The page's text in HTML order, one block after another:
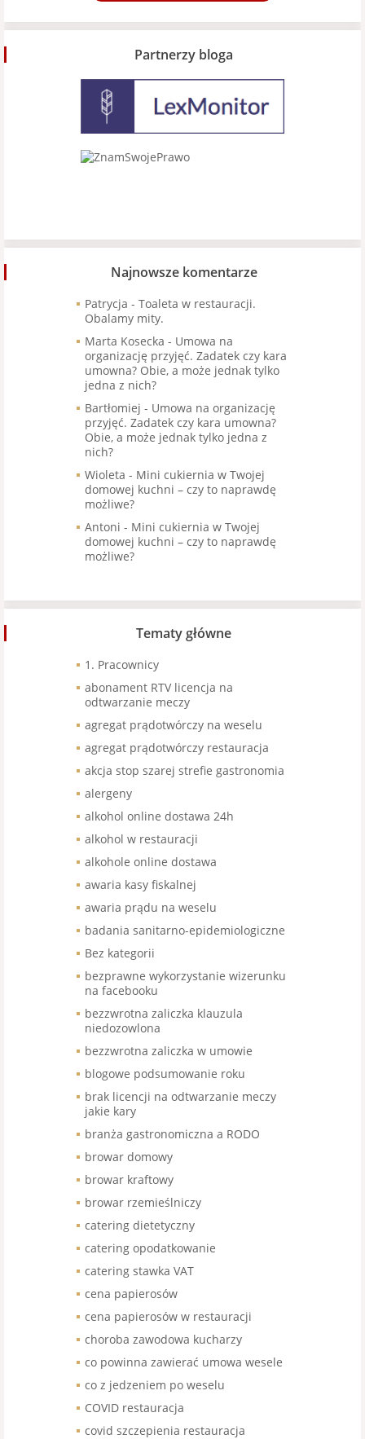
Partnerzy bloga
Najnowsze komentarze
Patrycja - Toaleta w restauracji.
Obalamy mity.
Marta Kosecka - Umowa na
organizację przyjęć. Zadatek czy kara
umowna? Obie, a może jednak tylko
jedna z nich?
Bartłomiej - Umowa na organizację
przyjęć. Zadatek czy kara umowna?
Obie, a może jednak tylko jedna z
nich?
Wioleta - Mini cukiernia w Twojej
domowej kuchni – czy to naprawdę
możliwe?
Antoni - Mini cukiernia w Twojej
domowej kuchni – czy to naprawdę
możliwe?
Tematy główne
1. Pracownicy
abonament RTV licencja na
odtwarzanie meczy
agregat prądotwórczy na weselu
agregat prądotwórczy restauracja
akcja stop szarej strefie gastronomia
alergeny
alkohol online dostawa 24h
alkohol w restauracji
alkohole online dostawa
awaria kasy fiskalnej
awaria prądu na weselu
badania sanitarno-epidemiologiczne
Bez kategorii
bezprawne wykorzystanie wizerunku
na facebooku
bezzwrotna zaliczka klauzula
niedozowlona
bezzwrotna zaliczka w umowie
blogowe podsumowanie roku
brak licencji na odtwarzanie meczy
jakie kary
branża gastronomiczna a RODO
browar domowy
browar kraftowy
browar rzemieślniczy
catering dietetyczny
catering opodatkowanie
catering stawka VAT
cena papierosów
cena papierosów w restauracji
choroba zawodowa kucharzy
co powinna zawierać umowa wesele
co z jedzeniem po weselu
COVID restauracja
covid szczepienia restauracja